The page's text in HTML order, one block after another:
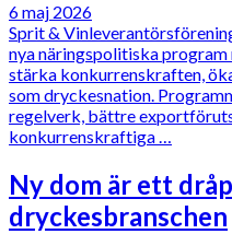
6 maj 2026
Sprit &
nya näringspolitiska
stärka konkurrenskraften,
som dryckesnation.
regelverk, bättre
konkurrenskraftiga …
Ny dom är ett
dryckesbranschen